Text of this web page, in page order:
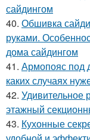
сайдингом
40. Обшивка
руками.
дома сайдингом
41. Армопояс под
каких случаях
42. Удивительное
этажный
43. Кухонные